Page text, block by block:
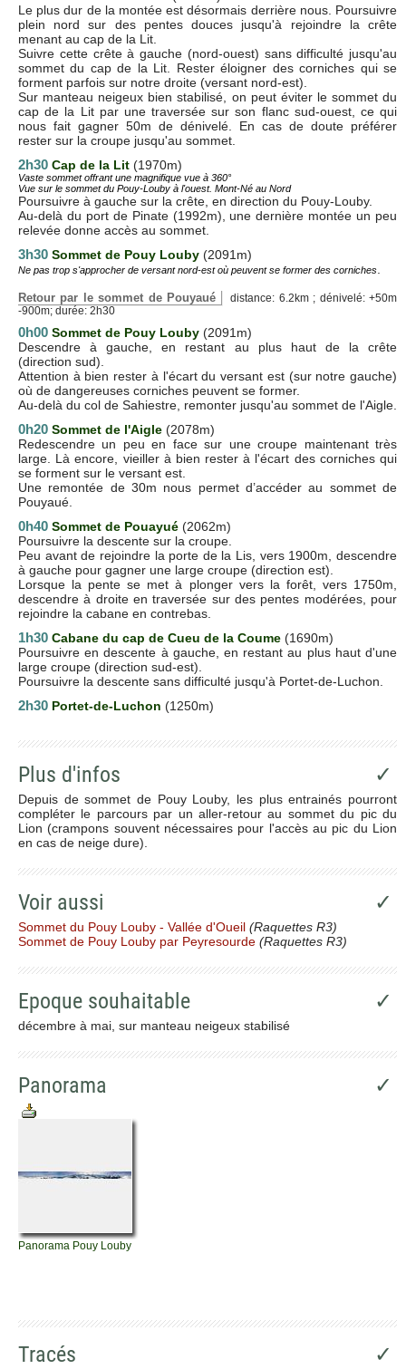
Le plus dur de la montée est désormais derrière nous. Poursuivre
plein nord sur des pentes douces jusqu'à rejoindre la crête
menant au cap de la Lit.
Suivre cette crête à gauche (nord-ouest) sans difficulté jusqu'au
sommet du cap de la Lit. Rester éloigner des corniches qui se
forment parfois sur notre droite (versant nord-est).
Sur manteau neigeux bien stabilisé, on peut éviter le sommet du
cap de la Lit par une traversée sur son flanc sud-ouest, ce qui
nous fait gagner 50m de dénivelé. En cas de doute préférer
rester sur la croupe jusqu'au sommet.
2h30 Cap de la Lit (1970m)
Vaste sommet offrant une magnifique vue à 360°
Vue sur le sommet du Pouy-Louby à l'ouest. Mont-Né au Nord
Poursuivre à gauche sur la crête, en direction du Pouy-Louby.
Au-delà du port de Pinate (1992m), une dernière montée un peu
relevée donne accès au sommet.
3h30 Sommet de Pouy Louby (2091m)
Ne pas trop s'approcher de versant nord-est où peuvent se former des corniches
Retour par le sommet de Pouyaué
distance: 6.2km ; dénivelé: +50m
-900m; durée: 2h30
0h00 Sommet de Pouy Louby (2091m)
Descendre à gauche, en restant au plus haut de la crête
(direction sud).
Attention à bien rester à l'écart du versant est (sur notre gauche)
où de dangereuses corniches peuvent se former.
Au-delà du col de Sahiestre, remonter jusqu'au sommet de l'Aigle.
0h20 Sommet de l'Aigle (2078m)
Redescendre un peu en face sur une croupe maintenant très
large. Là encore, vieiller à bien rester à l'écart des corniches qui
se forment sur le versant est.
Une remontée de 30m nous permet d’accéder au sommet de
Pouyaué.
0h40 Sommet de Pouayué (2062m)
Poursuivre la descente sur la croupe.
Peu avant de rejoindre la porte de la Lis, vers 1900m, descendre
à gauche pour gagner une large croupe (direction est).
Lorsque la pente se met à plonger vers la forêt, vers 1750m,
descendre à droite en traversée sur des pentes modérées, pour
rejoindre la cabane en contrebas.
1h30 Cabane du cap de Cueu de la Coume (1690m)
Poursuivre en descente à gauche, en restant au plus haut d'une
large croupe (direction sud-est).
Poursuivre la descente sans difficulté jusqu'à Portet-de-Luchon.
2h30 Portet-de-Luchon (1250m)
Plus d'infos ✓
Depuis de sommet de Pouy Louby, les plus entrainés pourront
compléter le parcours par un aller-retour au sommet du pic du
Lion (crampons souvent nécessaires pour l'accès au pic du Lion
en cas de neige dure).
Voir aussi ✓
Sommet du Pouy Louby - Vallée d'Oueil (Raquettes R3)
Sommet de Pouy Louby par Peyresourde (Raquettes R3)
Epoque souhaitable ✓
décembre à mai, sur manteau neigeux stabilisé
Panorama ✓
Panorama Pouy Louby
Tracés ✓